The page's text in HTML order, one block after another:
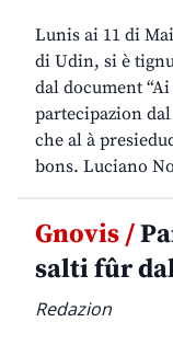
Lunis ai 11 di
di Udin, si è
dal document
partecipazion
che al à
bons. Luciano
Gnovis /
salti fûr
Redazion